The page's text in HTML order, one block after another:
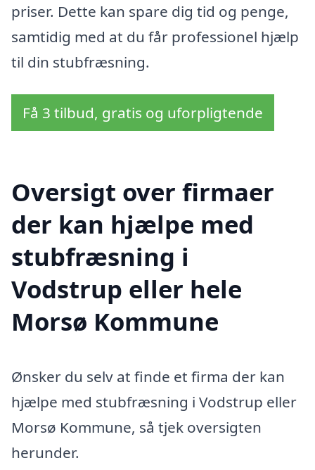
priser. Dette kan spare dig tid og penge,
samtidig med at du får professionel hjælp
til din stubfræsning.
Få 3 tilbud, gratis og uforpligtende
Oversigt over firmaer
der kan hjælpe med
stubfræsning i
Vodstrup eller hele
Morsø Kommune
Ønsker du selv at finde et firma der kan
hjælpe med stubfræsning i Vodstrup eller
Morsø Kommune, så tjek oversigten
herunder.